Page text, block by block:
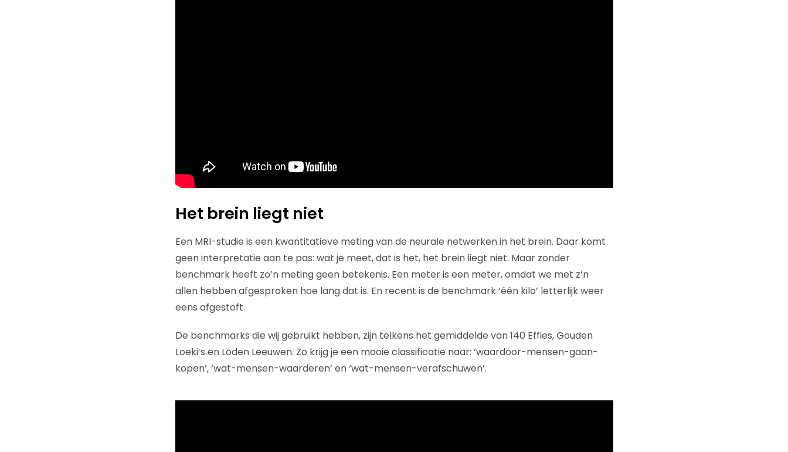
Het brein liegt niet
Een MRI-studie is een kwantitatieve meting van de neurale netwerken in het brein. Daar komt
geen interpretatie aan te pas: wat je meet, dat is het, het brein liegt niet. Maar zonder
benchmark heeft zo’n meting geen betekenis. Een meter is een meter, omdat we met z’n
allen hebben afgesproken hoe lang dat is. En recent is de benchmark ‘één kilo’ letterlijk weer
eens afgestoft.
De benchmarks die wij gebruikt hebben, zijn telkens het gemiddelde van 140 Effies, Gouden
Loeki’s en Loden Leeuwen. Zo krijg je een mooie classificatie naar: ‘waardoor-mensen-gaan-
kopen’, ‘wat-mensen-waarderen’ en ‘wat-mensen-verafschuwen’.